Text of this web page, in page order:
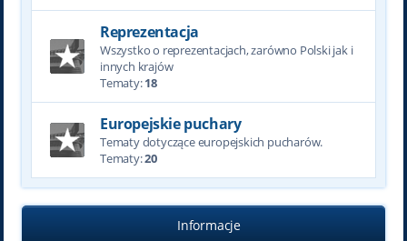
Reprezentacja
Wszystko o reprezentacjach, zarówno Polski jak i
innych krajów
Tematy:18
Europejskie puchary
Tematy dotyczące europejskich pucharów.
Tematy:20
Informacje